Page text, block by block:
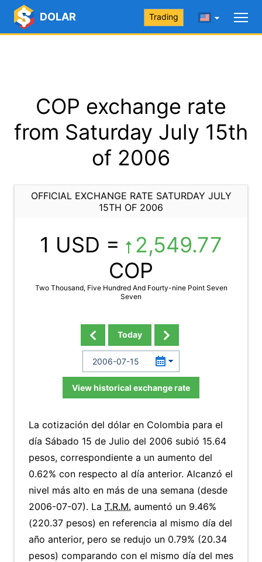
DOLAR Trading
COP exchange rate
from Saturday July 15th
of 2006
OFFICIAL EXCHANGE RATE SATURDAY JULY
15TH OF 2006
1 USD =
2,549.77
COP
Two Thousand, Five Hundred And Fourty-nine Point Seven
Seven
Today
View historical exchange rate
La cotización del dólar en Colombia para el
día Sábado 15 de Julio del 2006 subió 15.64
pesos, correspondiente a un aumento del
0.62% con respecto al día anterior. Alcanzó el
nivel más alto en más de una semana (desde
2006-07-07). La T.R.M. aumentó un 9.46%
(220.37 pesos) en referencia al mismo día del
año anterior, pero se redujo un 0.79% (20.34
pesos) comparando con el mismo día del mes